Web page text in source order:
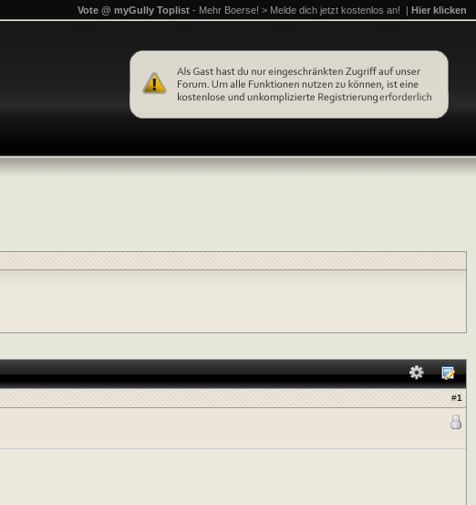
Vote @ myGully Toplist - Mehr Boerse! > Melde dich jetzt kostenlos an! | Hier klicken
#1